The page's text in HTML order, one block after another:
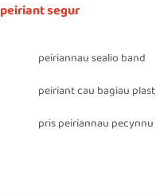
peiriant segur
peiriannau sealio band
peiriant cau bagiau
pris peiriannau